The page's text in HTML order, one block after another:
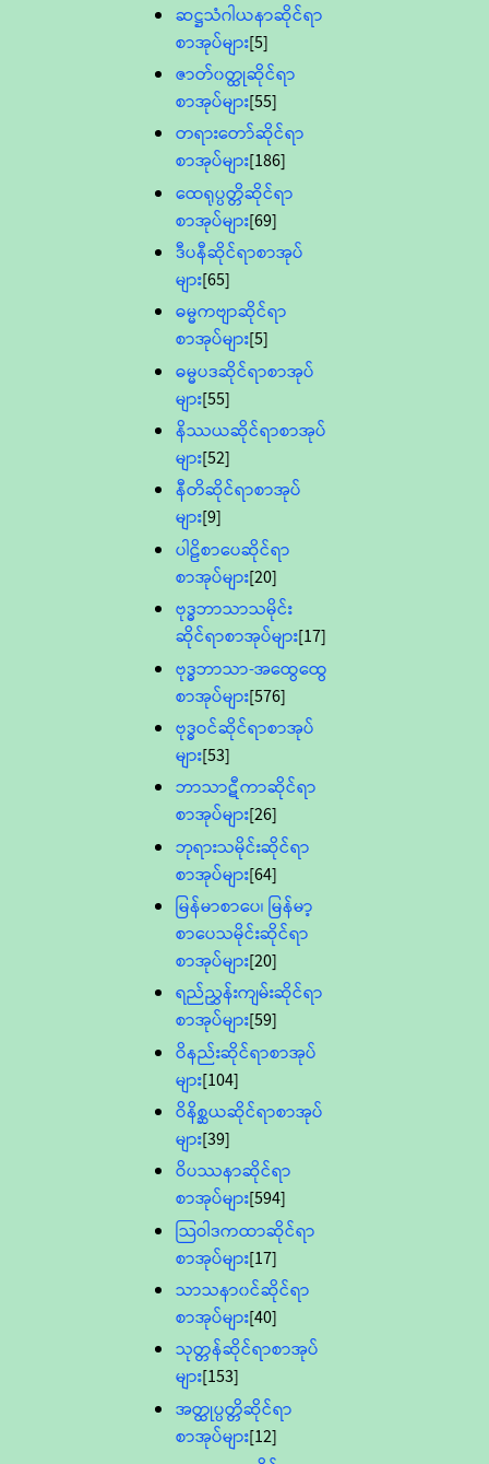
ဆဋ္ဌသံဂါယနာဆိုင်ရာ
စာအုပ်များ[5]
ဇာတ်၀တ္ထုဆိုင်ရာ
စာအုပ်များ[55]
တရားတော်ဆိုင်ရာ
စာအုပ်များ[186]
ထေရုပ္ပတ္တိဆိုင်ရာ
စာအုပ်များ[69]
ဒီပနီဆိုင်ရာစာအုပ်
များ[65]
ဓမ္မကဗျာဆိုင်ရာ
စာအုပ်များ[5]
ဓမ္မပဒဆိုင်ရာစာအုပ်
များ[55]
နိဿယဆိုင်ရာစာအုပ်
များ[52]
နီတိဆိုင်ရာစာအုပ်
များ[9]
ပါဠိစာပေဆိုင်ရာ
စာအုပ်များ[20]
ဗုဒ္ဓဘာသာသမိုင်း
ဆိုင်ရာစာအုပ်များ[17]
ဗုဒ္ဓဘာသာ-အထွေထွေ
စာအုပ်များ[576]
ဗုဒ္ဓဝင်ဆိုင်ရာစာအုပ်
များ[53]
ဘာသာဋီကာဆိုင်ရာ
စာအုပ်များ[26]
ဘုရားသမိုင်းဆိုင်ရာ
စာအုပ်များ[64]
မြန်မာစာပေ၊ မြန်မာ့
စာပေသမိုင်းဆိုင်ရာ
စာအုပ်များ[20]
ရည်ညွှန်းကျမ်းဆိုင်ရာ
စာအုပ်များ[59]
ဝိနည်းဆိုင်ရာစာအုပ်
များ[104]
ဝိနိစ္ဆယဆိုင်ရာစာအုပ်
များ[39]
ဝိပဿနာဆိုင်ရာ
စာအုပ်များ[594]
သြဝါဒကထာဆိုင်ရာ
စာအုပ်များ[17]
သာသနာ၀င်ဆိုင်ရာ
စာအုပ်များ[40]
သုတ္တန်ဆိုင်ရာစာအုပ်
များ[153]
အတ္ထုပ္ပတ္တိဆိုင်ရာ
စာအုပ်များ[12]